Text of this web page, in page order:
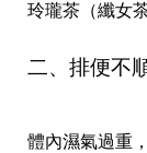
玲瓏茶（纖女
二、排便不
體內濕氣過重